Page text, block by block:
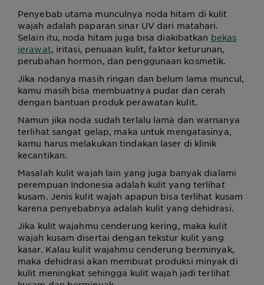
Penyebab utama munculnya noda hitam di kulit
wajah adalah paparan sinar UV dari matahari.
Selain itu, noda hitam juga bisa diakibatkan bekas
jerawat, iritasi, penuaan kulit, faktor keturunan,
perubahan hormon, dan penggunaan kosmetik.
Jika nodanya masih ringan dan belum lama muncul,
kamu masih bisa membuatnya pudar dan cerah
dengan bantuan produk perawatan kulit.
Namun jika noda sudah terlalu lama dan warnanya
terlihat sangat gelap, maka untuk mengatasinya,
kamu harus melakukan tindakan laser di klinik
kecantikan.
Masalah kulit wajah lain yang juga banyak dialami
perempuan Indonesia adalah kulit yang terlihat
kusam. Jenis kulit wajah apapun bisa terlihat kusam
karena penyebabnya adalah kulit yang dehidrasi.
Jika kulit wajahmu cenderung kering, maka kulit
wajah kusam disertai dengan tekstur kulit yang
kasar. Kalau kulit wajahmu cenderung berminyak,
maka dehidrasi akan membuat produksi minyak di
kulit meningkat sehingga kulit wajah jadi terlihat